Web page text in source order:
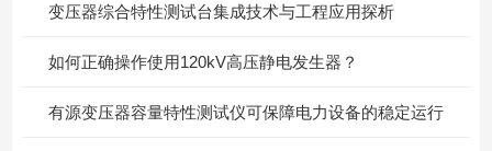
变压器综合特性测试台集成技术与工程应用探析
如何正确操作使用120kV高压静电发生器？
有源变压器容量特性测试仪可保障电力设备的稳定运行